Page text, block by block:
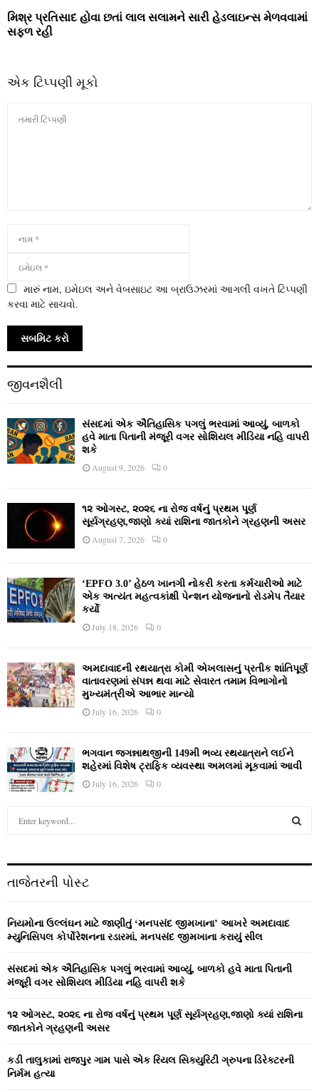
મિશ્ર પ્રતિસાદ હોવા છતાં લાલ સલામને સારી હેડલાઇન્સ મેળવવામાં
સફળ રહી
એક ટિપ્પણી મૂકો
મારું નામ, ઇમેઇલ અને વેબસાઇટ આ બ્રાઉઝરમાં આગલી વખતે ટિપ્પણી
કરવા માટે સાચવો.
જીવનશૈલી
સંસદમાં એક ઐતિહાસિક પગલું ભરવામાં આવ્યું, બાળકો
હવે માતા પિતાની મંજૂરી વગર સોશિયલ મીડિયા નહિ વાપરી
શકે
August 9, 2026 0
૧૨ ઓગસ્ટ, ૨૦૨૬ ના રોજ વર્ષનું પ્રથમ પૂર્ણ
સૂર્યગ્રહણ,જાણો ક્યાં રાશિના જાતકોને ગ્રહણની અસર
August 7, 2026 0
‘EPFO 3.0’ હેઠળ ખાનગી નોકરી કરતા કર્મચારીઓ માટે
એક અત્યંત મહત્વકાંક્ષી પેન્શન યોજનાનો રોડમેપ તૈયાર
કર્યો
July 18, 2026 0
અમદાવાદની રથયાત્રા કોમી એખલાસનું પ્રતીક શાંતિપૂર્ણ
વાતાવરણમાં સંપન્ન થવા માટે સેવારત તમામ વિભાગોનો
મુખ્યમંત્રીએ આભાર માન્યો
July 16, 2026 0
ભગવાન જગન્નાથજીની 149મી ભવ્ય રથયાત્રાને લઈને
શહેરમાં વિશેષ ટ્રાફિક વ્યવસ્થા અમલમાં મૂકવામાં આવી
July 16, 2026 0
h
o
r
તાજેતરની પોસ્ટ
નિયમોના ઉલ્લંઘન માટે જાણીતું ‘મનપસંદ જીમખાના’ આખરે અમદાવાદ
મ્યુનિસિપલ કોર્પોરેશનના રડારમાં, મનપસંદ જીમખાના કરાયું સીલ
સંસદમાં એક ઐતિહાસિક પગલું ભરવામાં આવ્યું, બાળકો હવે માતા પિતાની
મંજૂરી વગર સોશિયલ મીડિયા નહિ વાપરી શકે
૧૨ ઓગસ્ટ, ૨૦૨૬ ના રોજ વર્ષનું પ્રથમ પૂર્ણ સૂર્યગ્રહણ,જાણો ક્યાં રાશિના
જાતકોને ગ્રહણની અસર
કડી તાલુકામાં રાજપુર ગામ પાસે એક રિયલ સિક્યુરિટી ગ્રુપના ડિરેક્ટરની
નિર્મમ હત્યા